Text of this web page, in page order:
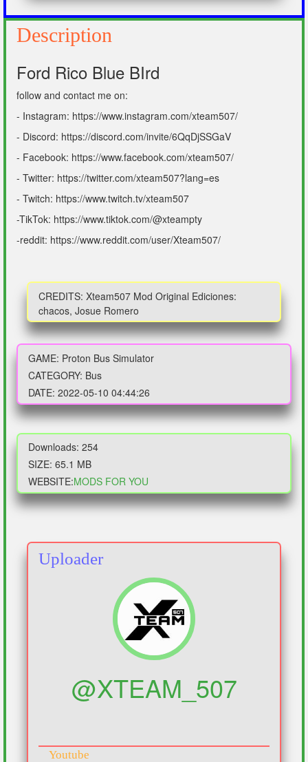
Description
Ford Rico Blue BIrd
follow and contact me on:
- Instagram: https://www.instagram.com/xteam507/
- Discord: https://discord.com/invite/6QqDjSSGaV
- Facebook: https://www.facebook.com/xteam507/
- Twitter: https://twitter.com/xteam507?lang=es
- Twitch: https://www.twitch.tv/xteam507
-TikTok: https://www.tiktok.com/@xteampty
-reddit: https://www.reddit.com/user/Xteam507/
CREDITS: Xteam507 Mod Original Ediciones:
chacos, Josue Romero
GAME: Proton Bus Simulator
CATEGORY: Bus
DATE: 2022-05-10 04:44:26
Downloads: 254
SIZE: 65.1 MB
WEBSITE:MODS FOR YOU
Uploader
@XTEAM_507
Youtube